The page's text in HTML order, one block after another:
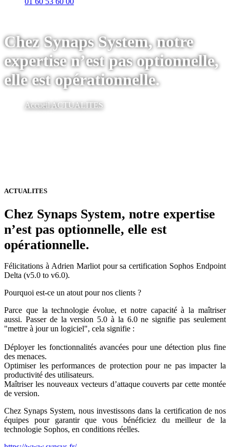
Chez Synaps System, notre
expertise n’est pas optionnelle,
elle est opérationnelle.
AccueilACTUALITES
ACTUALITES
Chez Synaps System, notre expertise
n’est pas optionnelle, elle est
opérationnelle.
Félicitations à Adrien Marliot pour sa certification Sophos Endpoint
Delta (v5.0 to v6.0).
Pourquoi est-ce un atout pour nos clients ?
Parce que la technologie évolue, et notre capacité à la maîtriser
aussi. Passer de la version 5.0 à la 6.0 ne signifie pas seulement
"mettre à jour un logiciel", cela signifie :
Déployer les fonctionnalités avancées pour une détection plus fine
des menaces.
Optimiser les performances de protection pour ne pas impacter la
productivité des utilisateurs.
Maîtriser les nouveaux vecteurs d’attaque couverts par cette montée
de version.
Chez Synaps System, nous investissons dans la certification de nos
équipes pour garantir que vous bénéficiez du meilleur de la
technologie Sophos, en conditions réelles.